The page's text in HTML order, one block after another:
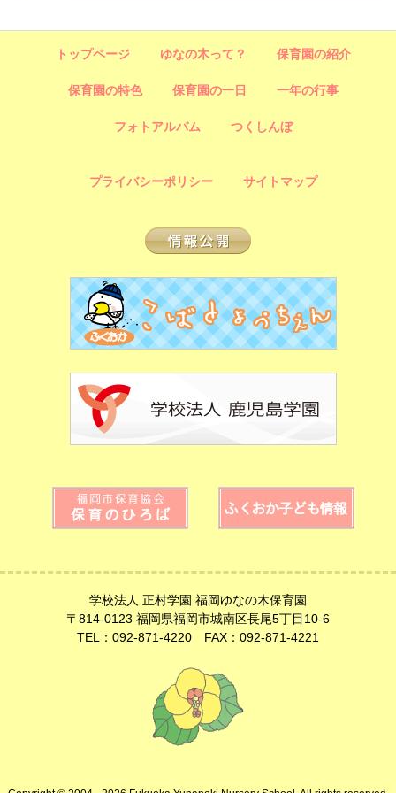
トップページ ゆなの木って？ 保育園の紹介
保育園の特色 保育園の一日 一年の行事
フォトアルバム つくしんぼ
プライバシーポリシー サイトマップ
学校法人 正村学園 福岡ゆなの木保育園
〒814-0123 福岡県福岡市城南区長尾5丁目10-6
TEL：092-871-4220 FAX：092-871-4221